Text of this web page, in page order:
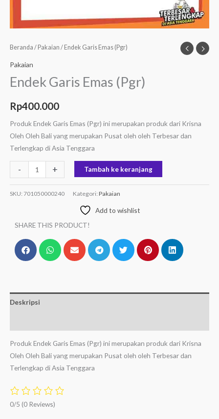
Beranda / Pakaian / Endek Garis Emas (Pgr)
Pakaian
Endek Garis Emas (Pgr)
Rp400.000
Produk Endek Garis Emas (Pgr) ini merupakan produk dari Krisna
Oleh Oleh Bali yang merupakan Pusat oleh oleh Terbesar dan
Terlengkap di Asia Tenggara
- + Tambah ke keranjang
SKU: 701050000240 Kategori: Pakaian
Add to wishlist
SHARE THIS PRODUCT!
Deskripsi
Produk Endek Garis Emas (Pgr) ini merupakan produk dari Krisna
Oleh Oleh Bali yang merupakan Pusat oleh oleh Terbesar dan
Terlengkap di Asia Tenggara
0/5 (0 Reviews)